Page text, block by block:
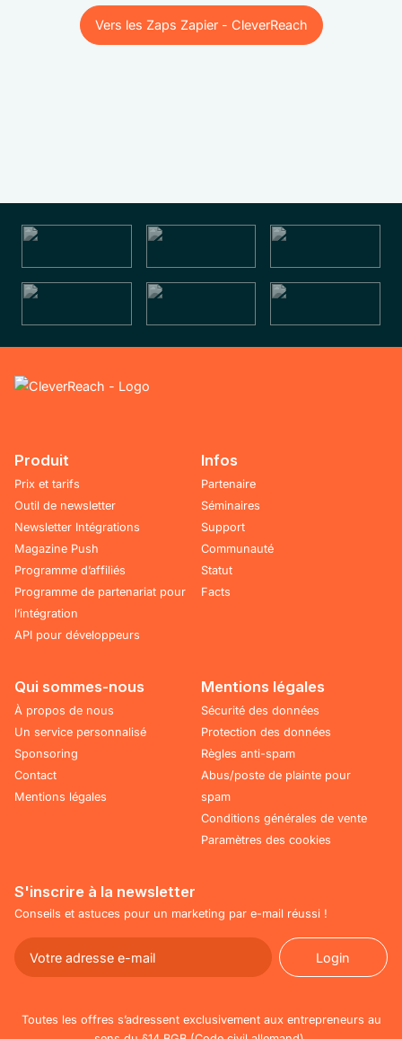
Vers les Zaps Zapier - CleverReach
Vers les Zaps Zapier - CleverReach
Produit
Prix et tarifs
Outil de newsletter
Newsletter Intégrations
Magazine Push
Programme d’affiliés
Programme de partenariat pour
l’intégration
API pour développeurs
Infos
Partenaire
Séminaires
Support
Communauté
Statut
Facts
Qui sommes-nous
À propos de nous
Un service personnalisé
Sponsoring
Contact
Mentions légales
Mentions légales
Sécurité des données
Protection des données
Règles anti-spam
Abus/poste de plainte pour
spam
Conditions générales de vente
Paramètres des cookies
S'inscrire à la newsletter
Conseils et astuces pour un marketing par e-mail réussi !
Login
Login
Toutes les offres s’adressent exclusivement aux entrepreneurs au